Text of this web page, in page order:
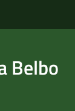
Belbo